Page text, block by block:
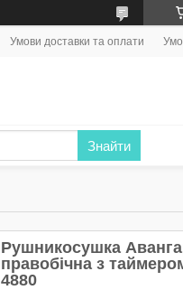
Умови доставки та оплати
Знайти
Рушникосушка
правобічна з
4880